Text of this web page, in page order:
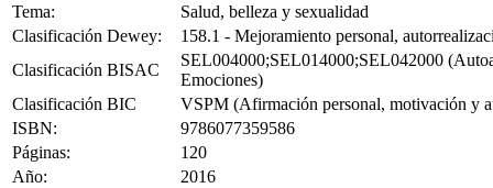
Tema:
Salud, belleza y sexualidad
Clasificación Dewey:
158.1 - Mejoramiento personal,
Clasificación BISAC
SEL004000;SEL014000;SEL042000
Emociones)
Clasificación BIC
VSPM (Afirmación personal, motivación y
ISBN:
9786077359586
Páginas:
120
Año:
2016